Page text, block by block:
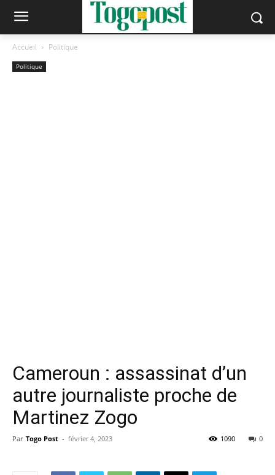
Accueil Politique
Politique
Cameroun : assassinat d’un
autre journaliste proche de
Martinez Zogo
Par Togo Post - février 4, 2023 0
1090